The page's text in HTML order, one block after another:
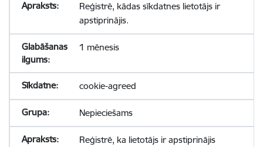
Reģistrē, kādas sīkdatnes lietotājs ir
apstiprinājis.
1 mēnesis
cookie-agreed
Nepieciešams
Reģistrē, ka lietotājs ir apstiprinājis